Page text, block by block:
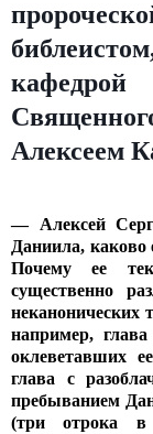
Алексеем
— Алексей
Даниила, каково
Почему ее
существенно
неканонических
например,
оклеветавших
глава с
пребыванием
(три отрока в